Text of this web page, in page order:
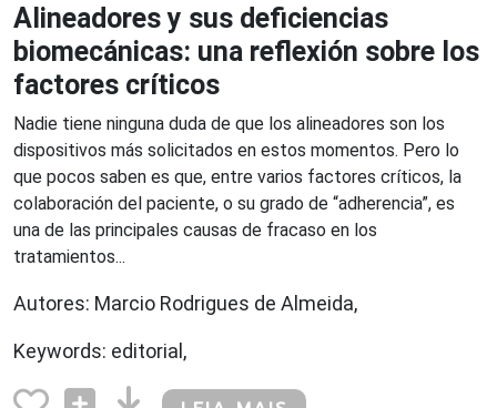
Alineadores y sus deficiencias
biomecánicas: una reflexión sobre los
factores críticos
Nadie tiene ninguna duda de que los alineadores son los
dispositivos más solicitados en estos momentos. Pero lo
que pocos saben es que, entre varios factores críticos, la
colaboración del paciente, o su grado de “adherencia”, es
una de las principales causas de fracaso en los
tratamientos...
Autores: Marcio Rodrigues de Almeida,
Keywords: editorial,